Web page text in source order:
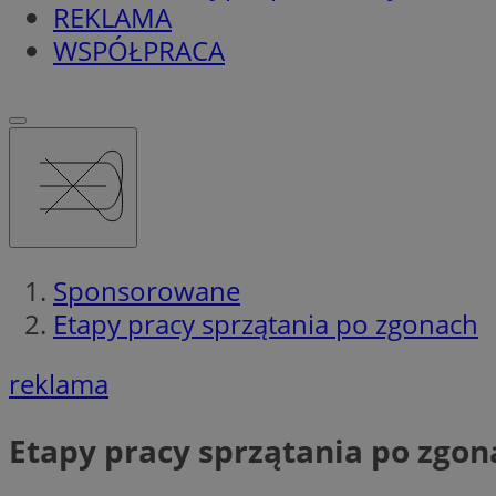
REKLAMA
WSPÓŁPRACA
Sponsorowane
Etapy pracy sprzątania po zgonach
reklama
Etapy pracy sprzątania po